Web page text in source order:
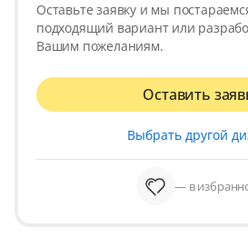
Оставьте заявку и мы
подходящий вариант или
Вашим пожеланиям.
Оставить
Выбрать другой
— в